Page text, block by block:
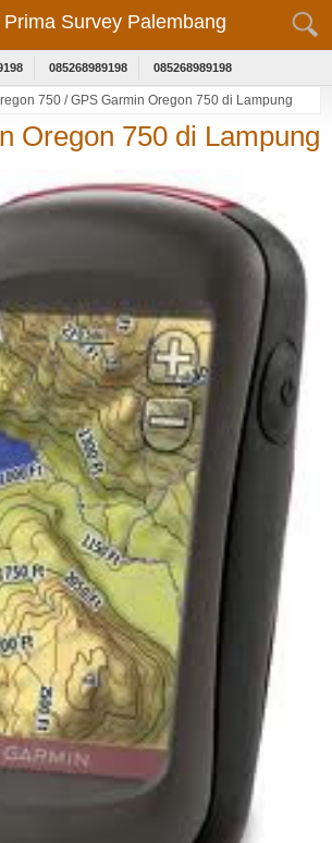
Prima Survey Palembang
085268989198 085268989198
750 /GPS Garmin Oregon 750 di Lampung
Oregon 750 di Lampung